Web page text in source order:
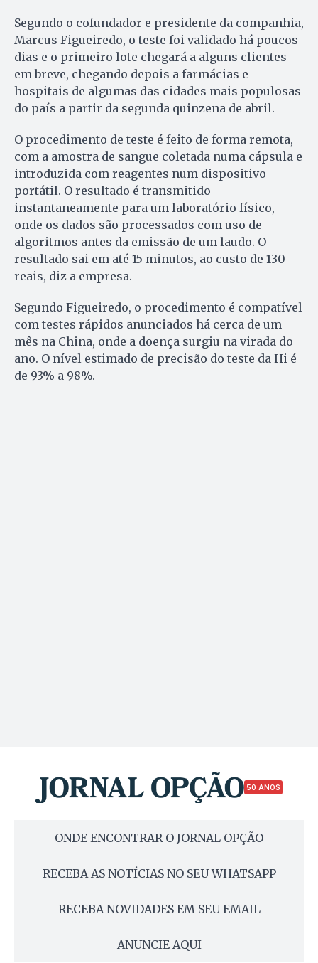
Segundo o cofundador e presidente da companhia,
Marcus Figueiredo, o teste foi validado há poucos
dias e o primeiro lote chegará a alguns clientes
em breve, chegando depois a farmácias e
hospitais de algumas das cidades mais populosas
do país a partir da segunda quinzena de abril.
O procedimento de teste é feito de forma remota,
com a amostra de sangue coletada numa cápsula e
introduzida com reagentes num dispositivo
portátil. O resultado é transmitido
instantaneamente para um laboratório físico,
onde os dados são processados com uso de
algoritmos antes da emissão de um laudo. O
resultado sai em até 15 minutos, ao custo de 130
reais, diz a empresa.
Segundo Figueiredo, o procedimento é compatível
com testes rápidos anunciados há cerca de um
mês na China, onde a doença surgiu na virada do
ano. O nível estimado de precisão do teste da Hi é
de 93% a 98%.
50 ANOS
ONDE ENCONTRAR O JORNAL OPÇÃO
RECEBA AS NOTÍCIAS NO SEU WHATSAPP
RECEBA NOVIDADES EM SEU EMAIL
ANUNCIE AQUI